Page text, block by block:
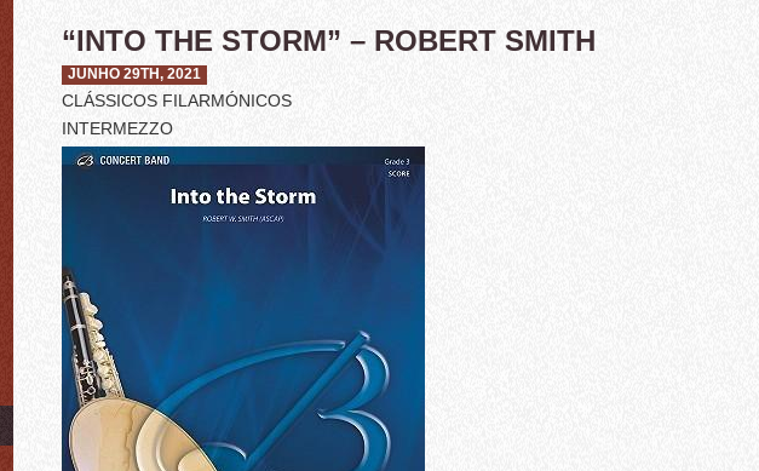
“INTO THE STORM” – ROBERT SMITH
JUNHO 29TH, 2021
CLÁSSICOS FILARMÓNICOS
INTERMEZZO